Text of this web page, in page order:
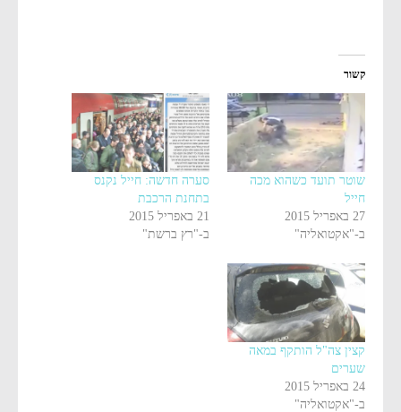
קשור
שוטר תועד כשהוא מכה
חייל
27 באפריל 2015
ב-"אקטואליה"
סערה חדשה: חייל נקנס
בתחנת הרכבת
21 באפריל 2015
ב-"רץ ברשת"
קצין צה"ל הותקף במאה
שערים
24 באפריל 2015
ב-"אקטואליה"